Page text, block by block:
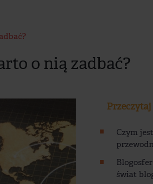
o nią zadbać?
Czym
świat